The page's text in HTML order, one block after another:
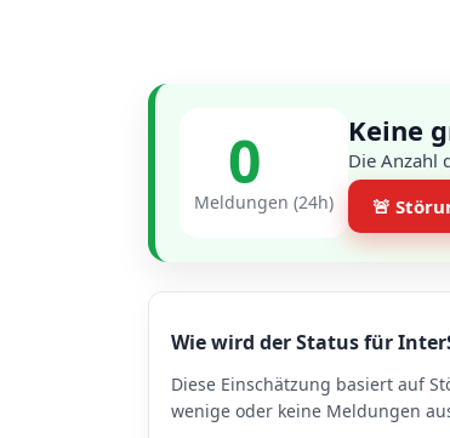
0
Meldungen (24h)
Keine
Die Anzahl
🚨
Wie wird der Status für
Diese Einschätzung basiert auf
wenige oder keine Meldungen